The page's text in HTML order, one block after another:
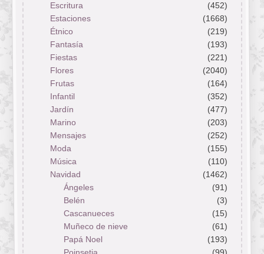
Escritura
(452)
Estaciones
(1668)
Étnico
(219)
Fantasía
(193)
Fiestas
(221)
Flores
(2040)
Frutas
(164)
Infantil
(352)
Jardín
(477)
Marino
(203)
Mensajes
(252)
Moda
(155)
Música
(110)
Navidad
(1462)
Ángeles
(91)
Belén
(3)
Cascanueces
(15)
Muñeco de nieve
(61)
Papá Noel
(193)